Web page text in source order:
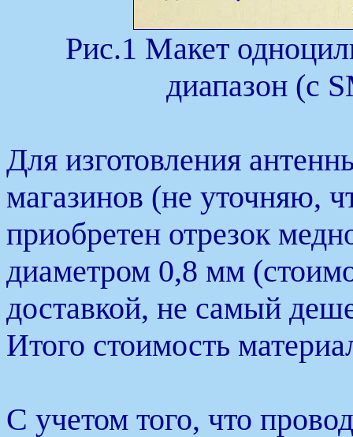
Рис.1 Макет
диапазон (с
Для изготовления
магазинов (не уточняю,
приобретен отрезок
диаметром 0,8 мм
доставкой, не самый
Итого стоимость
С учетом того, что